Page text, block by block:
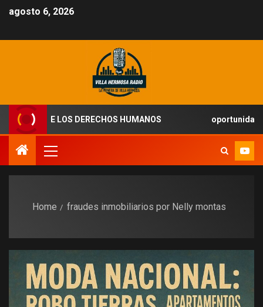
agosto 6, 2026
DE LOS DERECHOS HUMANOS oportunidad de
Home fraudes inmobiliarios por Nelly montas